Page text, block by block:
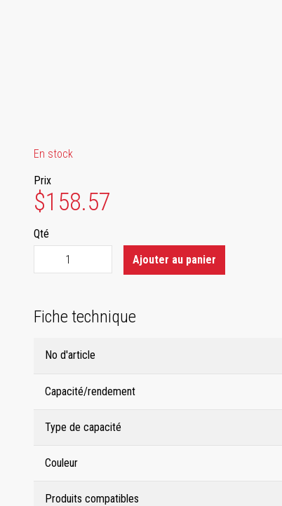
En stock
Prix
$158.57
Qté
Ajouter au panier
Fiche technique
No d'article
Capacité/rendement
Type de capacité
Couleur
Produits compatibles